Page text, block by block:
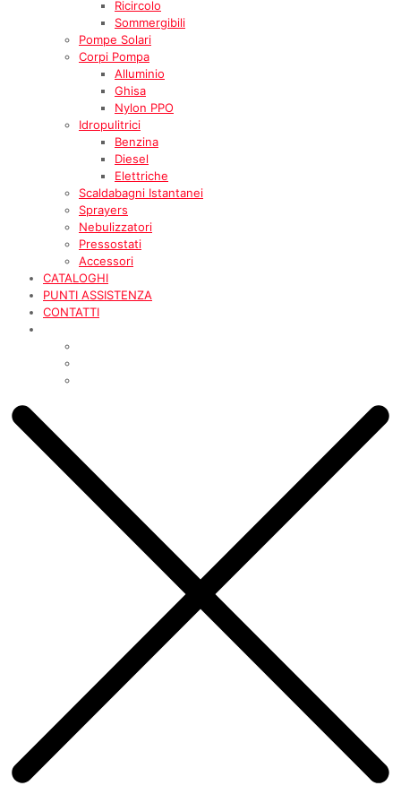
Ricircolo
Sommergibili
Pompe Solari
Corpi Pompa
Alluminio
Ghisa
Nylon PPO
Idropulitrici
Benzina
Diesel
Elettriche
Scaldabagni Istantanei
Sprayers
Nebulizzatori
Pressostati
Accessori
CATALOGHI
PUNTI ASSISTENZA
CONTATTI